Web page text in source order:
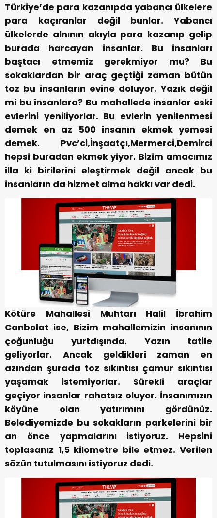
Türkiye’de para kazanıpda yabancı ülkelere
para kaçıranlar değil bunlar. Yabancı
ülkelerde alnının akıyla para kazanıp gelip
burada harcayan insanlar. Bu insanları
baştacı etmemiz gerekmiyor mu? Bu
sokaklardan bir araç geçtiği zaman bütün
toz bu insanların evine doluyor. Yazık değil
mi bu insanlara? Bu mahallede insanlar eski
evlerini yeniliyorlar. Bu evlerin yenilenmesi
demek en az 500 insanın ekmek yemesi
demek. Pvc’ci,İnşaatçı,Mermerci,Demirci
hepsi buradan ekmek yiyor. Bizim amacımız
illa ki birilerini eleştirmek değil ancak bu
insanların da hizmet alma hakkı var dedi.
Kötüre Mahallesi Muhtarı Halil İbrahim
Canbolat ise, Bizim mahallemizin insanının
çoğunluğu yurtdışında. Yazın tatile
geliyorlar. Ancak geldikleri zaman en
azından şurada toz sıkıntısı çamur sıkıntısı
yaşamak istemiyorlar. Sürekli araçlar
geçiyor insanlar rahatsız oluyor. İnsanımızın
köyüne olan yatırımını gördünüz.
Belediyemizde bu sokakların parkelerini bir
an önce yapmalarını istiyoruz. Hepsini
toplasanız 1,5 kilometre bile etmez. Verilen
sözün tutulmasını istiyoruz dedi.